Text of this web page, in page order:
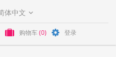
购物车 (0) 登录